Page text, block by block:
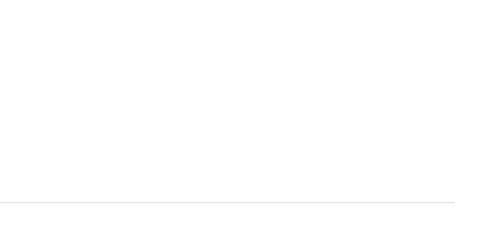
ta gjerne kontakt i forkant
prøvekjøring.